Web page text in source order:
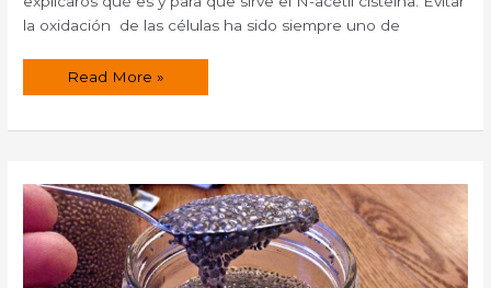
la oxidación de las células ha sido siempre uno de
¿Qué
que
acetil
cisteína?
Read More »